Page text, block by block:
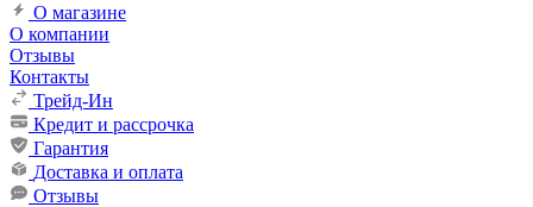
О магазине
О компании
Отзывы
Контакты
Трейд-Ин
Кредит и рассрочка
Гарантия
Доставка и оплата
Отзывы